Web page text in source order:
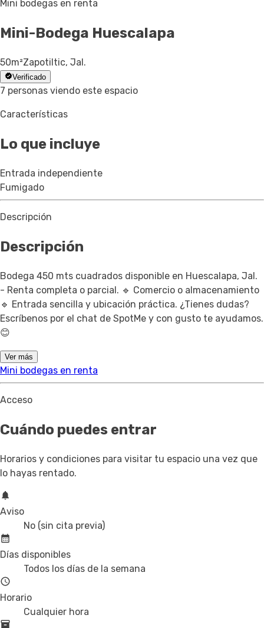
Mini bodegas en renta
Mini-Bodega Huescalapa
50m²Zapotiltic, Jal.
Verificado
7 personas viendo este espacio
Características
Lo que incluye
Entrada independiente
Fumigado
Descripción
Descripción
Bodega 450 mts cuadrados disponible en Huescalapa, Jal.
- Renta completa o parcial. 🔹 Comercio o almacenamiento
🔹 Entrada sencilla y ubicación práctica. ¿Tienes dudas?
Escríbenos por el chat de SpotMe y con gusto te ayudamos.
😊
Ver más
Mini bodegas en renta
Acceso
Cuándo puedes entrar
Horarios y condiciones para visitar tu espacio una vez que
lo hayas rentado.
Aviso
No (sin cita previa)
Días disponibles
Todos los días de la semana
Horario
Cualquier hora